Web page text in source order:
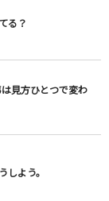
る？
見方ひとつで変わ
しよう。